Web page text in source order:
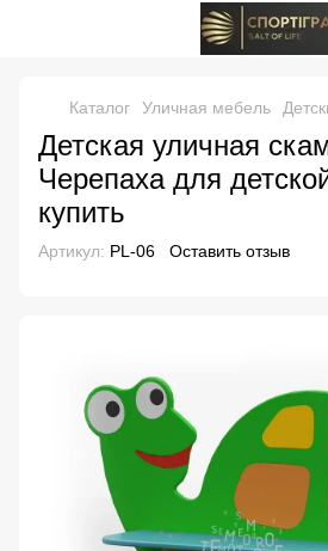
Каталог Уличная мебель
Детская уличная
Черепаха для
купить
Артикул: PL-06 Оставить отзыв